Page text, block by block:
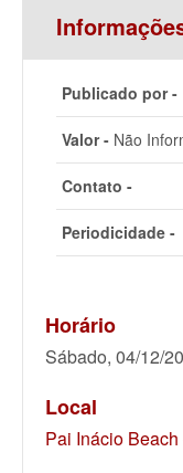
Publicado por -
Valor - Não
Contato -
Periodicidade -
Horário
Sábado, 04/12/
Local
Pai Inácio